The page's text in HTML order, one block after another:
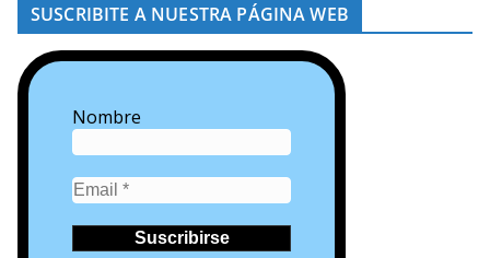
SUSCRIBITE A NUESTRA PÁGINA WEB
Nombre